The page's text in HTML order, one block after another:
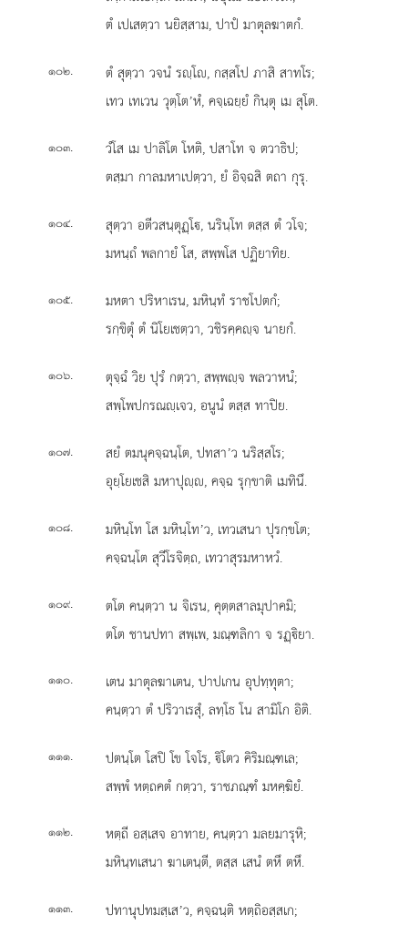
ตํ เปเสตฺวา นยิสฺสาม, ปาปํ มาตุลฆาตกํ.
๑๐๒.
ตํ สุตฺวา วจนํ รฺโ, กสฺสโป ภาสิ สาทโร;
เทว เทเวน วุตฺโต’หํ, คจฺเฉยฺยํ กินฺตุ เม สุโต.
๑๐๓.
วํโส เม ปาลิโต โหติ, ปสาโท จ ตวาธิป;
ตสฺมา กาลมหาเปตฺวา, ยํ อิจฺฉสิ ตถา กุรุ.
๑๐๔.
สุตฺวา อตีวสนฺตุฏฺโ, นรินฺโท ตสฺส ตํ วโจ;
มหนฺถํ พลกายํ โส, สพฺพโส ปฏิยาทิย.
๑๐๕.
มหตา ปริหาเรน, มหินฺทํ ราชโปตกํ;
รกฺขิตุํ ตํ นิโยเชตฺวา, วชิรคฺคฺจ นายกํ.
๑๐๖.
ตุจฺฉํ วิย ปุรํ กตฺวา, สพฺพฺจ พลวาหนํ;
สพฺโพปกรณฺเจว, อนูนํ ตสฺส ทาปิย.
๑๐๗.
สยํ ตมนุคจฺฉนฺโต, ปทสา’ว นริสฺสโร;
อุยฺโยเชสิ มหาปุฺ, คจฺฉ รุกฺขาติ เมทินึ.
๑๐๘.
มหินฺโท โส มหินฺโท’ว, เทวเสนา ปุรกฺขโต;
คจฺฉนฺโต สุวีโรจิตฺถ, เทวาสุรมหาหวํ.
๑๐๙.
ตโต คนฺตฺวา น จิเรน, คุตฺตสาลมุปาคมิ;
ตโต ชานปทา สพฺเพ, มณฺฑลิกา จ รฏฺิยา.
๑๑๐.
เตน มาตุลฆาเตน, ปาปเกน อุปทฺทุตา;
คนฺตฺวา ตํ ปริวาเรสุํ, ลทฺโธ โน สามิโก อิติ.
๑๑๑.
ปตนฺโต โสปิ โข โจโร, ิโตว คิริมณฺฑเล;
สพฺพํ หตฺถคตํ กตฺวา, ราชภณฺฑํ มหคฺฆิยํ.
๑๑๒.
หตฺถี อสฺเสจ อาทาย, คนฺตฺวา มลยมารุหิ;
มหินฺทเสนา ฆาเตนฺตี, ตสฺส เสนํ ตหึ ตหึ.
๑๑๓.
ปทานุปทมสฺเส’ว, คจฺฉนฺติ หตฺถิอสฺสเก;